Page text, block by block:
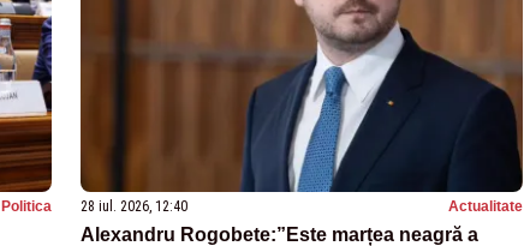
Politica 28 iul. 2026, 12:40 Actualitate
Alexandru Rogobete:”Este marțea neagră a